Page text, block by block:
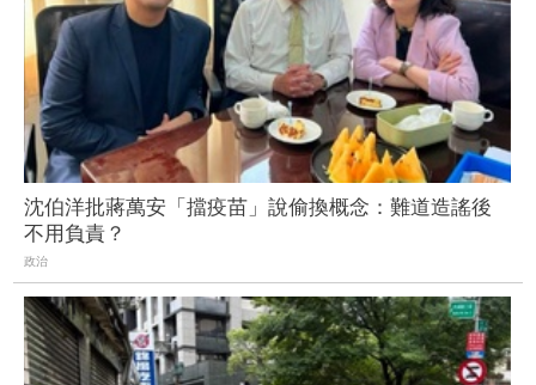
沈伯洋批蔣萬安「擋疫苗」說偷換概念：難道造謠後
不用負責？
政治